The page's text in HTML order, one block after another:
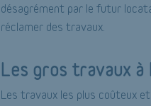
désagrément par le futur
réclamer des travaux.
Les gros travaux
Les travaux les plus coûteux